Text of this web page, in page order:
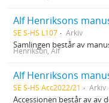
Alf Henriksons
SE S-HS L107 Arkiv
Samlingen består av
Henrikson, Alf
Alf Henriksons
SE S-HS Acc2022/21 Arkiv
Accessionen består av av